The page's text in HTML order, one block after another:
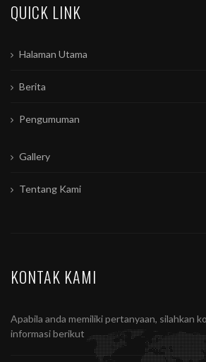
QUICK LINK
Halaman Utama
Berita
Pengumuman
Gallery
Tentang Kami
KONTAK KAMI
Apabila anda memiliki pertanyaan, silahkan
informasi berikut